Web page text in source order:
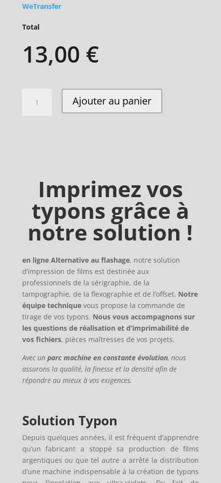
WeTransfer
Total
13,00 €
Ajouter au panier
Imprimez vos
typons grâce à
notre solution !
en ligne Alternative au flashage, notre solution
d’impression de films est destinée aux
professionnels de la sérigraphie, de la
tampographie, de la flexographie et de l’offset. Notre
équipe techniquevous propose la commande de
tirage de vos typons. Nous vous accompagnons sur
les questions de réalisation et d’imprimabilité de
vos fichiers, pièces maîtresses de vos projets.
Avec un parc machine en constante évolution, nous
assurons la qualité, la finesse et la densité afin de
répondre au mieux à vos exigences.
Solution Typon
Depuis quelques années, il est fréquent d’apprendre
qu’un fabricant a stoppé sa production de films
argentiques ou que tel autre a arrêté la distribution
d’une machine indispensable à la création de typons